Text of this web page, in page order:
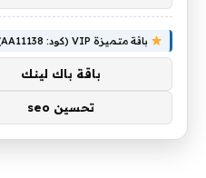
باقة متميزة VIP (كود: AA11138):
باقة باك لينك
تحسين seo